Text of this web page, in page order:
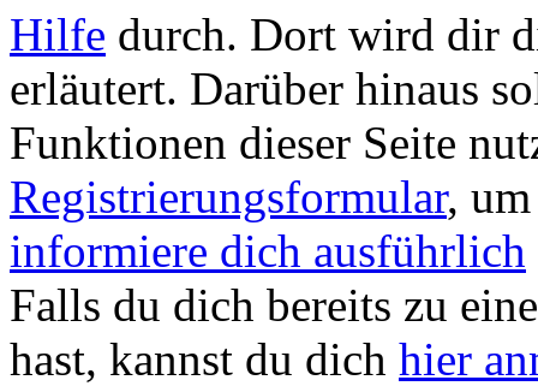
Hilfe durch. Dort wird dir
erläutert. Darüber hinaus
Funktionen dieser Seite
Registrierungsformular,
informiere dich ausführlich
Falls du dich bereits zu
hast, kannst du dich hier